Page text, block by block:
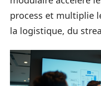
process et multiplie
la logistique, du